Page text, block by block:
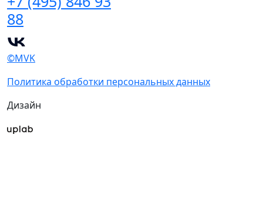
88
©MVK
Политика обработки персональных данных
Дизайн